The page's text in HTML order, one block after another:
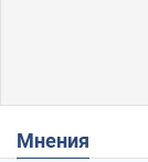
Мнения